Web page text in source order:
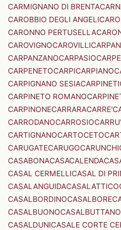
CARMIGNANO DI BRENTA
CAROBBIO DEGLI ANGELI
CARONNO PERTUSELLA
CAROVIGNOCAROVILLI
CARPANZANOCARPASIO
CARPENETOCARPICARPIANO
CARPIGNANO SESIACARPINETI
CARPINETO ROMANO
CARPINONECARRARACARRE'
CARRODANOCARROSIOCARRU'
CARTIGNANOCARTOCETO
CARUGATECARUGO
CASABONACASACALENDA
CASAL CERMELLICASAL DI
CASALANGUIDACASALATTICO
CASALBORDINOCASALBORE
CASALBUONO
CASALDUNICASALE CORTE